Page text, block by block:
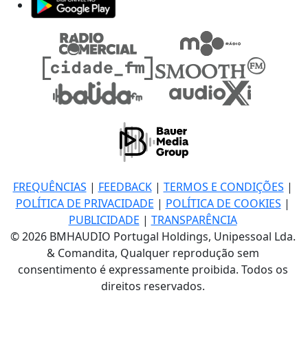
FREQUÊNCIAS | FEEDBACK| TERMOS E CONDIÇÕES |
POLÍTICA DE PRIVACIDADE | POLÍTICA DE COOKIES |
PUBLICIDADE | TRANSPARÊNCIA
© 2026 BMHAUDIO Portugal Holdings, Unipessoal Lda.
& Comandita, Qualquer reprodução sem
consentimento é expressamente proibida. Todos os
direitos reservados.